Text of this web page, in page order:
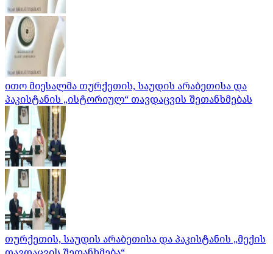
ითო მიესალმა თურქეთის, საუდის არაბეთისა და
პაკისტანის „ისტორიულ“ თავდაცვის შეთანხმებას
თურქეთის, საუდის არაბეთისა და პაკისტანის „მექის